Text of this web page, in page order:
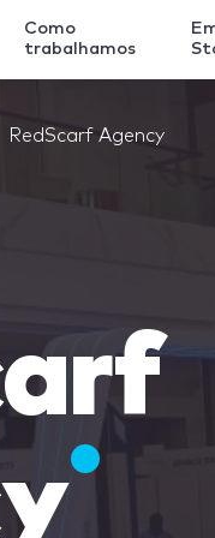
Como
trabalhamos
RedScarf Agency